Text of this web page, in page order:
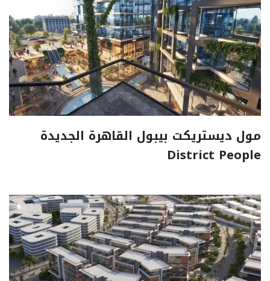
مول ديستريكت بيبول القاهرة الجديدة
District People